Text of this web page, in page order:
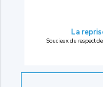
La
Soucieux du respect